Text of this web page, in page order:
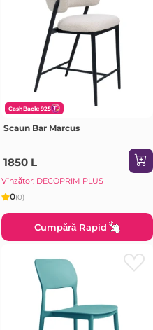
CashBack: 925
Scaun Bar Marcus
1850 L
Vînzător: DECOPRIM PLUS
0(0)
Cumpără Rapid